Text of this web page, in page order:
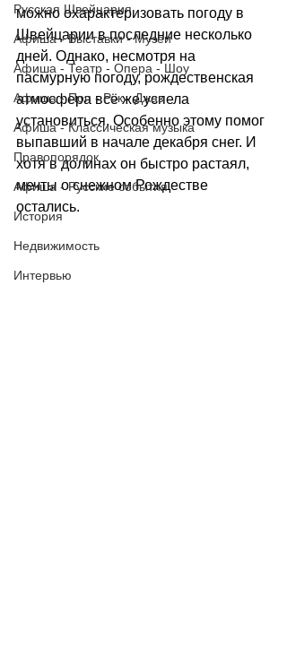
Русская Швейцария
Афиша - Выставки - Музеи
Афиша - Театр - Опера - Шоу
Афиша - Поп - Рок - Джаз
Афиша - Классическая музыка
Правопорядок
Афиша - Русские события
История
Недвижимость
Интервью
можно охарактеризовать погоду в
Швейцарии в последние несколько
дней. Однако, несмотря на
пасмурную погоду, рождественская
атмосфера всё же успела
установиться. Особенно этому помог
выпавший в начале декабря снег. И
хотя в долинах он быстро растаял,
мечты о снежном Рождестве
остались.